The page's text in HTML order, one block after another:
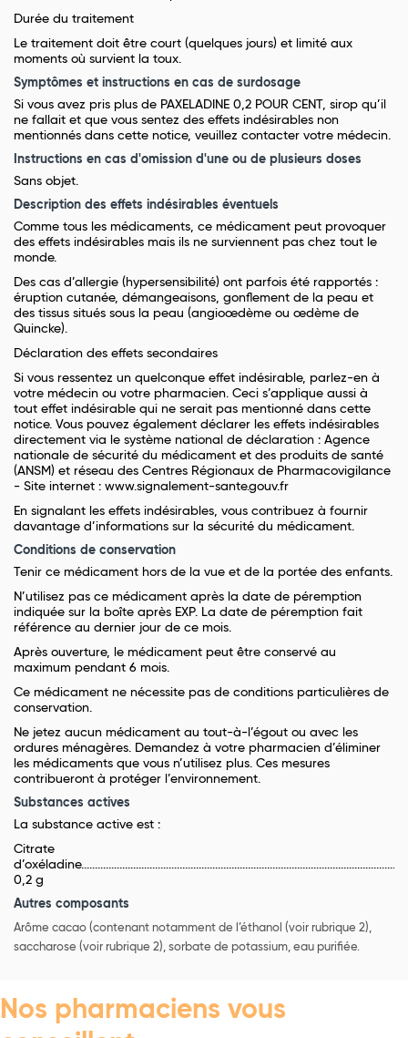
Durée du traitement
Le traitement doit être court (quelques jours) et limité aux
moments où survient la toux.
Symptômes et instructions en cas de surdosage
Si vous avez pris plus de PAXELADINE 0,2 POUR CENT, sirop qu’il
ne fallait et que vous sentez des effets indésirables non
mentionnés dans cette notice, veuillez contacter votre médecin.
Instructions en cas d'omission d'une ou de plusieurs doses
Sans objet.
Description des effets indésirables éventuels
Comme tous les médicaments, ce médicament peut provoquer
des effets indésirables mais ils ne surviennent pas chez tout le
monde.
Des cas d’allergie (hypersensibilité) ont parfois été rapportés :
éruption cutanée, démangeaisons, gonflement de la peau et
des tissus situés sous la peau (angioœdème ou œdème de
Quincke).
Déclaration des effets secondaires
Si vous ressentez un quelconque effet indésirable, parlez-en à
votre médecin ou votre pharmacien. Ceci s’applique aussi à
tout effet indésirable qui ne serait pas mentionné dans cette
notice. Vous pouvez également déclarer les effets indésirables
directement via le système national de déclaration : Agence
nationale de sécurité du médicament et des produits de santé
(ANSM) et réseau des Centres Régionaux de Pharmacovigilance
- Site internet : www.signalement-sante.gouv.fr
En signalant les effets indésirables, vous contribuez à fournir
davantage d’informations sur la sécurité du médicament.
Conditions de conservation
Tenir ce médicament hors de la vue et de la portée des enfants.
N’utilisez pas ce médicament après la date de péremption
indiquée sur la boîte après EXP. La date de péremption fait
référence au dernier jour de ce mois.
Après ouverture, le médicament peut être conservé au
maximum pendant 6 mois.
Ce médicament ne nécessite pas de conditions particulières de
conservation.
Ne jetez aucun médicament au tout-à-l’égout ou avec les
ordures ménagères. Demandez à votre pharmacien d’éliminer
les médicaments que vous n’utilisez plus. Ces mesures
contribueront à protéger l’environnement.
Substances actives
La substance active est :
Citrate
d’oxéladine...................................................................................................................
0,2 g
Autres composants
Arôme cacao (contenant notamment de l’éthanol (voir rubrique 2),
saccharose (voir rubrique 2), sorbate de potassium, eau purifiée.
Nos pharmaciens vous